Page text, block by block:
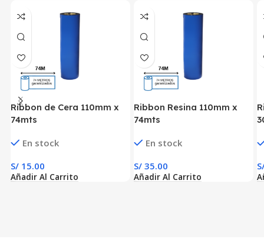
Ribbon de Cera 110mm x
74mts
En stock
S/ 15.00
Añadir Al Carrito
Ribbon Resina 110mm x
74mts
En stock
S/ 35.00
Añadir Al Carrito